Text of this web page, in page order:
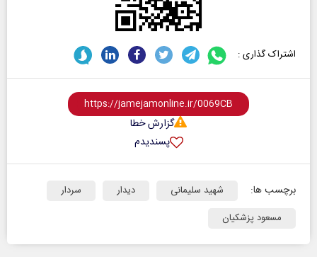
اشتراک گذاری :
گزارش خطا
پسندیدم
برچسب ها: شهید سلیمانی دیدار
سردار
مسعود پزشکیان